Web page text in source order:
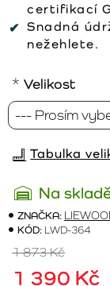
certifikací
Snadná
nežehlete.
Na
ZNAČKA:
KÓD: LWD-364
1 390 Kč
1 873 Kč
Velikost
Tabulka